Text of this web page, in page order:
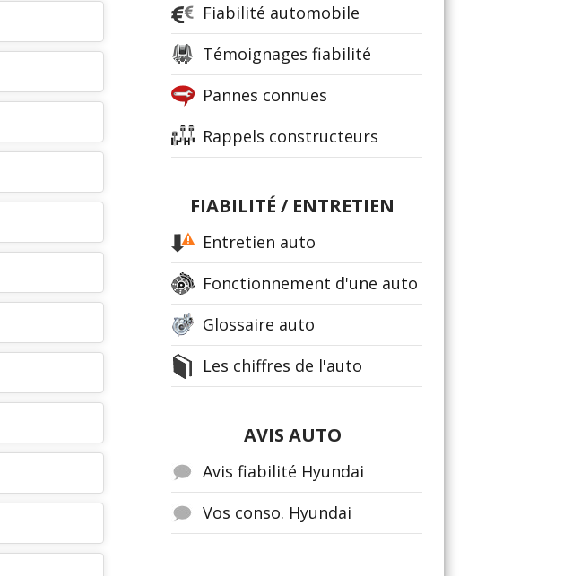
Fiabilité automobile
Témoignages fiabilité
Pannes connues
Rappels constructeurs
FIABILITÉ / ENTRETIEN
Entretien auto
Fonctionnement d'une auto
Glossaire auto
Les chiffres de l'auto
AVIS AUTO
Avis fiabilité Hyundai
Vos conso. Hyundai